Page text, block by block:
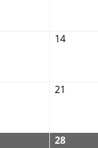
14
21
28